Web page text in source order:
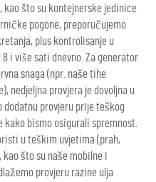
kao što su kontejnerske jedinice
pogone, preporučujemo
plus kontrolisanje u
i više sati dnevno. Za generator
snaga (npr. naše tihe
nedjeljna provjera je dovoljna u
dodatnu provjeru prije teškog
bismo osigurali spremnost.
u teškim uvjetima (prah,
što su naše mobilne i
provjeru razine ulja